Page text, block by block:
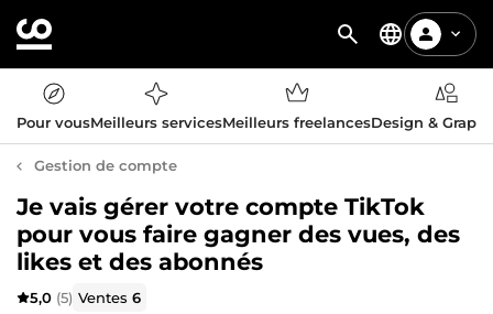
Pour vousMeilleurs servicesMeilleurs freelancesDesign &
Gestion de compte
Je vais gérer votre compte TikTok
pour vous faire gagner des vues, des
likes et des abonnés
5,0 (5) Ventes6